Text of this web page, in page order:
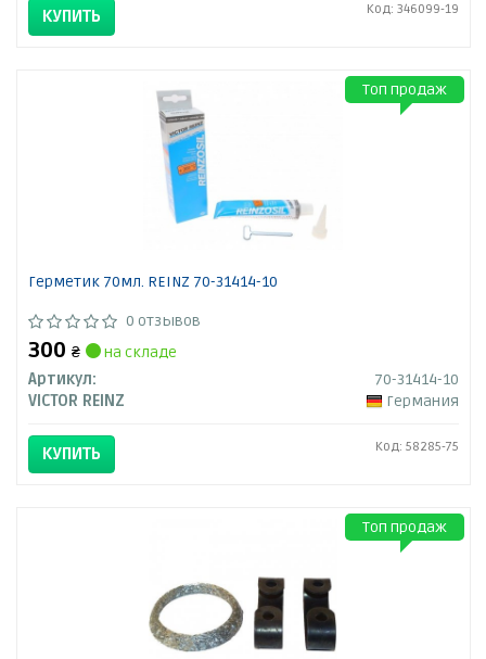
КУПИТЬ Код: 346099-19
Герметик 70мл. REINZ 70-31414-10
0 отзывов
300 ₴
на складе
Артикул:
70-31414-10
VICTOR REINZ
Германия
КУПИТЬ Код: 58285-75
Топ продаж
Топ продаж